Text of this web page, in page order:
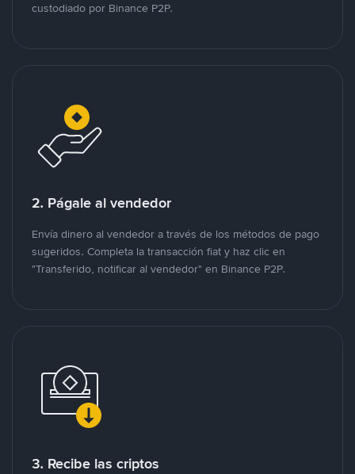
custodiado por Binance P2P.
2. Págale al vendedor
Envía dinero al vendedor a través de los métodos de pago
sugeridos. Completa la transacción fiat y haz clic en
"Transferido, notificar al vendedor" en Binance P2P.
3. Recibe las criptos